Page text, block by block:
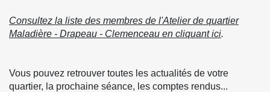
Consultez la liste des membres de l'Atelier de quartier
Maladière - Drapeau - Clemenceau en cliquant ici.
Vous pouvez retrouver toutes les actualités de votre
quartier, la prochaine séance, les comptes rendus...